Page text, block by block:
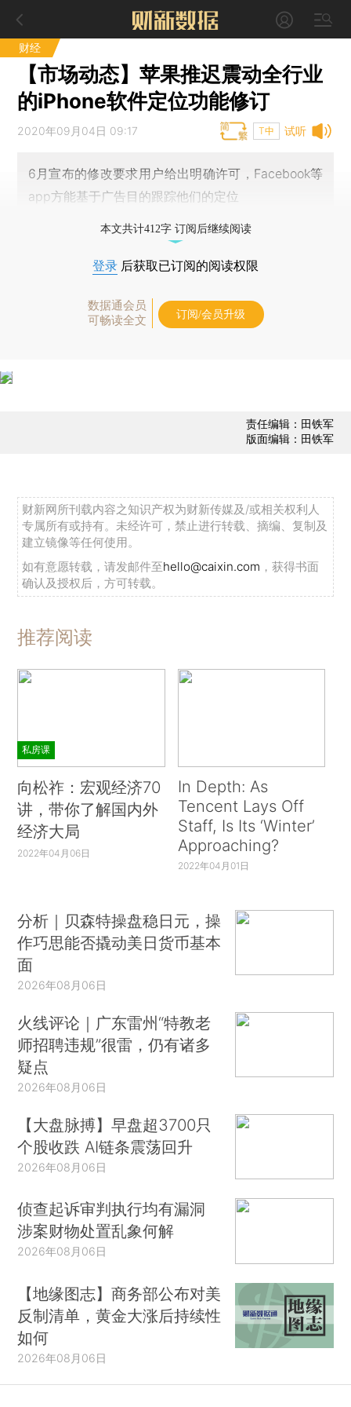
财经
【市场动态】苹果推迟震动全行业
的iPhone软件定位功能修订
试听
2020年09月04日 09:17 T中
6月宣布的修改要求用户给出明确许可，Facebook等
app方能基于广告目的跟踪他们的定位
本文共计412字 订阅后继续阅读
登录 后获取已订阅的阅读权限
数据通会员
可畅读全文
订阅/会员升级
责任编辑：田铁军
版面编辑：田铁军
财新网所刊载内容之知识产权为财新传媒及/或相关权利人
专属所有或持有。未经许可，禁止进行转载、摘编、复制及
建立镜像等任何使用。
如有意愿转载，请发邮件至hello@caixin.com ，获得书面
确认及授权后，方可转载。
推荐阅读
私房课
向松祚：宏观经济70
讲，带你了解国内外
经济大局
2022年04月06日
In Depth: As
Tencent Lays Off
Staff, Is Its ‘Winter’
Approaching?
2022年04月01日
分析｜贝森特操盘稳日元，操
作巧思能否撬动美日货币基本
面
2026年08月06日
火线评论｜广东雷州“特教老
师招聘违规”很雷，仍有诸多
疑点
2026年08月06日
【大盘脉搏】早盘超3700只
个股收跌 AI链条震荡回升
2026年08月06日
侦查起诉审判执行均有漏洞
涉案财物处置乱象何解
2026年08月06日
【地缘图志】商务部公布对美
反制清单，黄金大涨后持续性
如何
2026年08月06日